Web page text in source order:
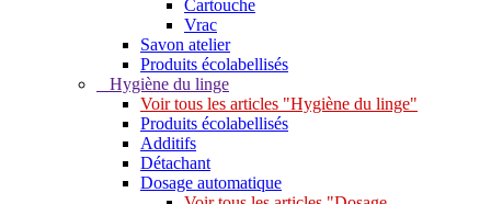
Cartouche
Vrac
Savon atelier
Produits écolabellisés
Hygiène du linge
Voir tous les articles "Hygiène du linge"
Produits écolabellisés
Additifs
Détachant
Dosage automatique